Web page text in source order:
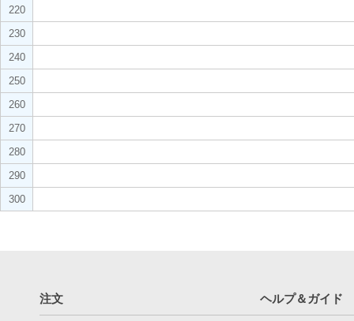
220
230
240
250
260
270
280
290
300
注文 ヘルプ＆ガイド